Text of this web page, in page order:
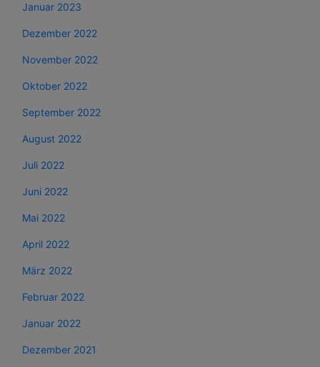
Januar 2023
Dezember 2022
November 2022
Oktober 2022
September 2022
August 2022
Juli 2022
Juni 2022
Mai 2022
April 2022
März 2022
Februar 2022
Januar 2022
Dezember 2021